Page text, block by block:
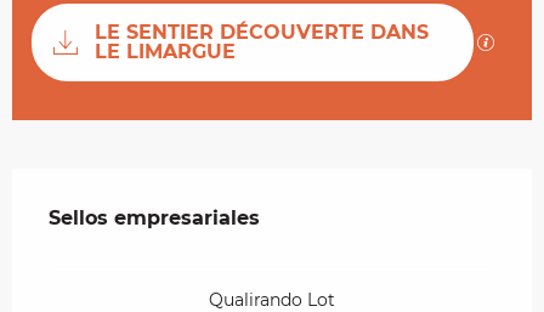
Documentación
LE SENTIER DÉCOUVERTE DANS
LE LIMARGUE
Los
Sellos empresariales
Sellos empresariales
Qualirando Lot